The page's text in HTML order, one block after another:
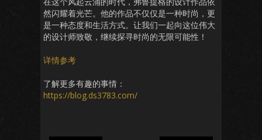
然闪耀着光芒。他的作品不仅仅是一种时尚，更
是一种态度和生活方式。让我们一起向这位伟大
的设计师致敬，继续探寻时尚的无限可能性！
详情参考
了解更多有趣的事情：
https://blog.ds3783.com/